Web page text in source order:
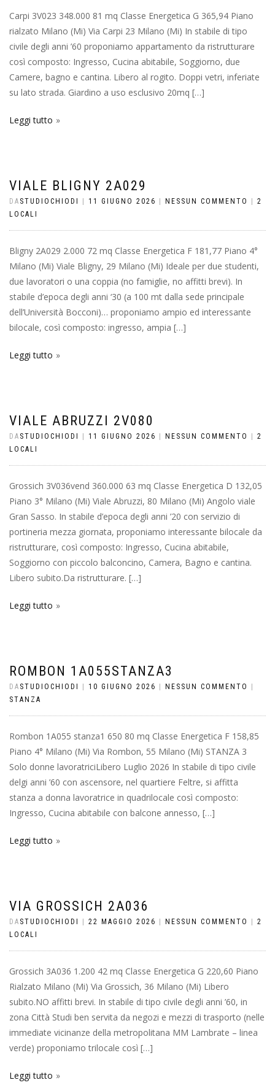
Carpi 3V023 348.000 81 mq Classe Energetica G 365,94 Piano
rialzato Milano (Mi) Via Carpi 23 Milano (Mi) In stabile di tipo
civile degli anni ’60 proponiamo appartamento da ristrutturare
così composto: Ingresso, Cucina abitabile, Soggiorno, due
Camere, bagno e cantina. Libero al rogito. Doppi vetri, inferiate
su lato strada. Giardino a uso esclusivo 20mq […]
Leggi tutto
VIALE BLIGNY 2A029
DA STUDIOCHIODI 11 GIUGNO 2026 NESSUN COMMENTO
2
LOCALI
Bligny 2A029 2.000 72 mq Classe Energetica F 181,77 Piano 4°
Milano (Mi) Viale Bligny, 29 Milano (Mi) Ideale per due studenti,
due lavoratori o una coppia (no famiglie, no affitti brevi). In
stabile d’epoca degli anni ‘30 (a 100 mt dalla sede principale
dell’Università Bocconi)… proponiamo ampio ed interessante
bilocale, così composto: ingresso, ampia […]
Leggi tutto
VIALE ABRUZZI 2V080
DA STUDIOCHIODI 11 GIUGNO 2026 NESSUN COMMENTO
2
LOCALI
Grossich 3V036vend 360.000 63 mq Classe Energetica D 132,05
Piano 3° Milano (Mi) Viale Abruzzi, 80 Milano (Mi) Angolo viale
Gran Sasso. In stabile d’epoca degli anni ’20 con servizio di
portineria mezza giornata, proponiamo interessante bilocale da
ristrutturare, così composto: Ingresso, Cucina abitabile,
Soggiorno con piccolo balconcino, Camera, Bagno e cantina.
Libero subito.Da ristrutturare. […]
Leggi tutto
ROMBON 1A055STANZA3
DA STUDIOCHIODI 10 GIUGNO 2026 NESSUN COMMENTO
STANZA
Rombon 1A055 stanza1 650 80 mq Classe Energetica F 158,85
Piano 4° Milano (Mi) Via Rombon, 55 Milano (Mi) STANZA 3
Solo donne lavoratriciLibero Luglio 2026 In stabile di tipo civile
delgi anni ’60 con ascensore, nel quartiere Feltre, si affitta
stanza a donna lavoratrice in quadrilocale così composto:
Ingresso, Cucina abitabile con balcone annesso, […]
Leggi tutto
VIA GROSSICH 2A036
DA STUDIOCHIODI 22 MAGGIO 2026 NESSUN COMMENTO
2
LOCALI
Grossich 3A036 1.200 42 mq Classe Energetica G 220,60 Piano
Rialzato Milano (Mi) Via Grossich, 36 Milano (Mi) Libero
subito.NO affitti brevi. In stabile di tipo civile degli anni ’60, in
zona Città Studi ben servita da negozi e mezzi di trasporto (nelle
immediate vicinanze della metropolitana MM Lambrate – linea
verde) proponiamo trilocale così […]
Leggi tutto